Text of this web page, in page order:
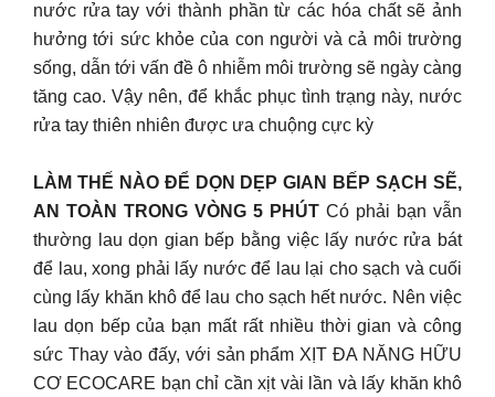
nước rửa tay với thành phần từ các hóa chất sẽ ảnh
hưởng tới sức khỏe của con người và cả môi trường
sống, dẫn tới vấn đề ô nhiễm môi trường sẽ ngày càng
tăng cao. Vậy nên, để khắc phục tình trạng này, nước
rửa tay thiên nhiên được ưa chuộng cực kỳ
LÀM THẾ NÀO ĐỂ DỌN DẸP GIAN BẾP SẠCH SẼ,
AN TOÀN TRONG VÒNG 5 PHÚT Có phải bạn vẫn
thường lau dọn gian bếp bằng việc lấy nước rửa bát
để lau, xong phải lấy nước để lau lại cho sạch và cuối
cùng lấy khăn khô để lau cho sạch hết nước. Nên việc
lau dọn bếp của bạn mất rất nhiều thời gian và công
sức Thay vào đấy, với sản phẩm XỊT ĐA NĂNG HỮU
CƠ ECOCARE bạn chỉ cần xịt vài lần và lấy khăn khô